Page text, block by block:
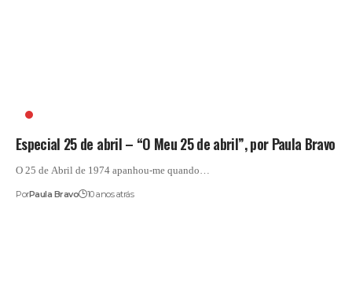
Especial 25 de abril – “O Meu 25 de abril”, por Paula Bravo
O 25 de Abril de 1974 apanhou-me quando…
PorPaula Bravo 10 anos atrás